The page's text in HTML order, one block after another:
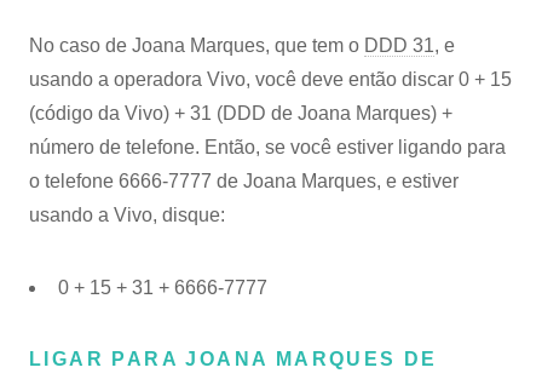
No caso de Joana Marques, que tem o DDD 31, e
usando a operadora Vivo, você deve então discar 0 + 15
(código da Vivo) + 31 (DDD de Joana Marques) +
número de telefone. Então, se você estiver ligando para
o telefone 6666-7777 de Joana Marques, e estiver
usando a Vivo, disque:
0 + 15 + 31 + 6666-7777
LIGAR PARA JOANA MARQUES DE